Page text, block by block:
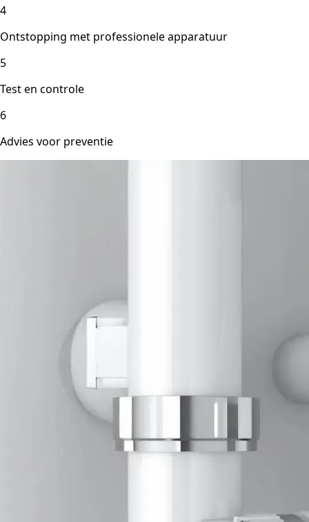
4
Ontstopping met professionele apparatuur
5
Test en controle
6
Advies voor preventie